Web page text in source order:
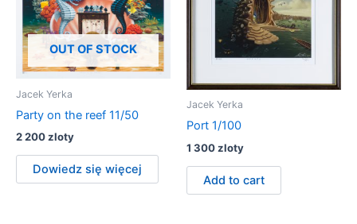
OUT OF STOCK
Jacek Yerka
Party on the reef 11/50
2 200zloty
Dowiedz się więcej
Jacek Yerka
Port 1/100
1 300zloty
Add to cart